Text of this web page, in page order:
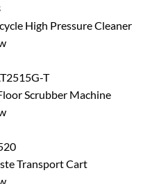
High Pressure Cleaner
T
Scrubber Machine
Transport Cart